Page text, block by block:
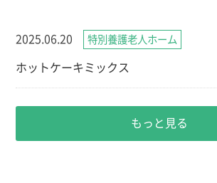
2025.06.20 特別養護老人ホーム
ホットケーキミックス
もっと見る